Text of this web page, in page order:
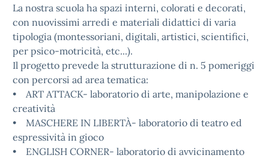
La nostra scuola ha spazi interni, colorati e decorati,
con nuovissimi arredi e materiali didattici di varia
tipologia (montessoriani, digitali, artistici, scientifici,
per psico-motricità, etc...).
Il progetto prevede la strutturazione di n. 5 pomeriggi
con percorsi ad area tematica:
• ART ATTACK- laboratorio di arte, manipolazione e
creatività
• MASCHERE IN LIBERTÀ- laboratorio di teatro ed
espressività in gioco
• ENGLISH CORNER- laboratorio di avvicinamento